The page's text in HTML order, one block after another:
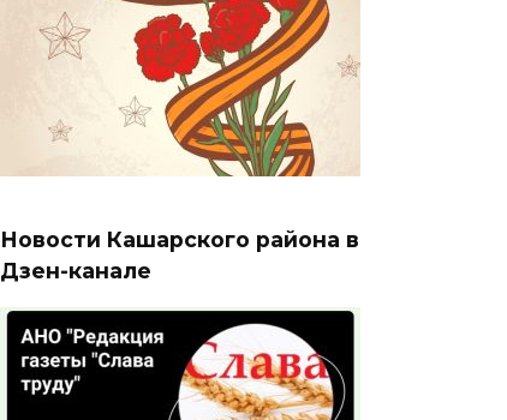
Новости Кашарского района в
Дзен-канале